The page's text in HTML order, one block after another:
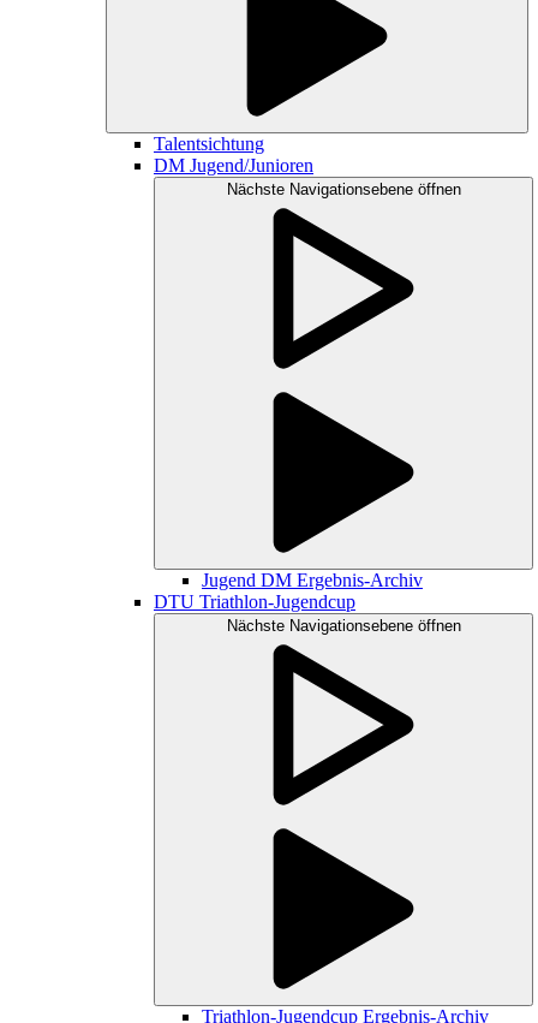
Talentsichtung
DM Jugend/Junioren
Nächste Navigationsebene öffnen
Jugend DM Ergebnis-Archiv
DTU Triathlon-Jugendcup
Nächste Navigationsebene öffnen
Triathlon-Jugendcup Ergebnis-Archiv